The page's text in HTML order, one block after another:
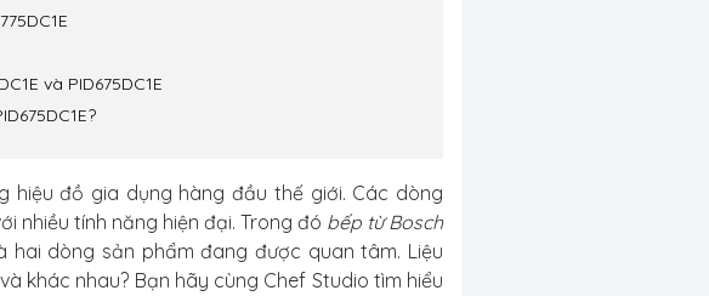
và PID675DC1E
hiệu đồ gia dụng hàng đầu thế giới. Các dòng
nhiều tính năng hiện đại. Trong đó bếp từ Bosch
hai dòng sản phẩm đang được quan tâm. Liệu
khác nhau? Bạn hãy cùng Chef Studio tìm hiểu